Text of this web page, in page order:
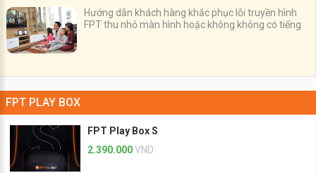
Hướng dẫn khách hàng khắc phục lỗi truyền hình
FPT thu nhỏ màn hình hoặc không không có tiếng
FPT PLAY BOX
FPT Play Box S
2.390.000VND